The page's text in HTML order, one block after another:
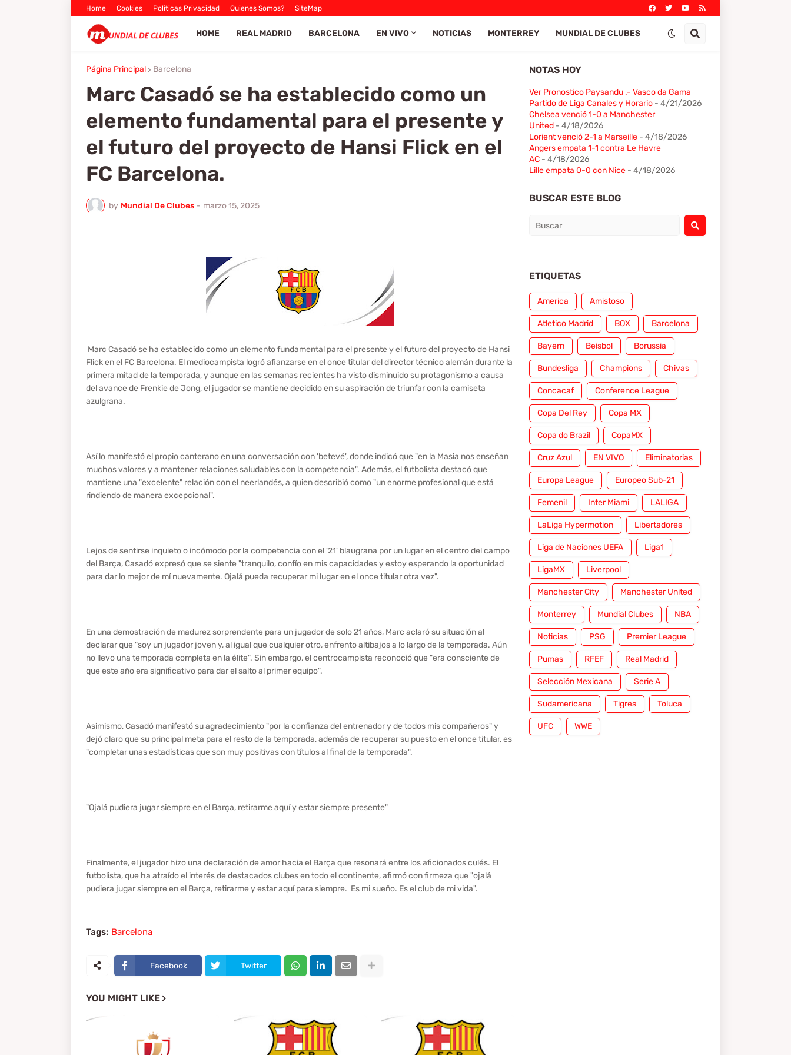
Home Cookies Politicas Privacidad Quienes Somos? SiteMap
HOME REAL MADRID BARCELONA EN VIVO NOTICIAS MONTERREY MUNDIAL DE CLUBES
Página Principal Barcelona
Marc Casadó se ha establecido como un
elemento fundamental para el presente y
el futuro del proyecto de Hansi Flick en el
FC Barcelona.
by Mundial De Clubes - marzo 15, 2025
Marc Casadó se ha establecido como un elemento fundamental para el presente y el futuro del proyecto de Hansi
Flick en el FC Barcelona. El mediocampista logró afianzarse en el once titular del director técnico alemán durante la
primera mitad de la temporada, y aunque en las semanas recientes ha visto disminuido su protagonismo a causa
del avance de Frenkie de Jong, el jugador se mantiene decidido en su aspiración de triunfar con la camiseta
azulgrana.
Así lo manifestó el propio canterano en una conversación con 'betevé', donde indicó que "en la Masia nos enseñan
muchos valores y a mantener relaciones saludables con la competencia". Además, el futbolista destacó que
mantiene una "excelente" relación con el neerlandés, a quien describió como "un enorme profesional que está
rindiendo de manera excepcional".
Lejos de sentirse inquieto o incómodo por la competencia con el '21' blaugrana por un lugar en el centro del campo
del Barça, Casadó expresó que se siente "tranquilo, confío en mis capacidades y estoy esperando la oportunidad
para dar lo mejor de mí nuevamente. Ojalá pueda recuperar mi lugar en el once titular otra vez".
En una demostración de madurez sorprendente para un jugador de solo 21 años, Marc aclaró su situación al
declarar que "soy un jugador joven y, al igual que cualquier otro, enfrento altibajos a lo largo de la temporada. Aún
no llevo una temporada completa en la élite". Sin embargo, el centrocampista reconoció que "era consciente de
que este año era significativo para dar el salto al primer equipo".
Asimismo, Casadó manifestó su agradecimiento "por la confianza del entrenador y de todos mis compañeros" y
dejó claro que su principal meta para el resto de la temporada, además de recuperar su puesto en el once titular, es
"completar unas estadísticas que son muy positivas con títulos al final de la temporada".
"Ojalá pudiera jugar siempre en el Barça, retirarme aquí y estar siempre presente"
Finalmente, el jugador hizo una declaración de amor hacia el Barça que resonará entre los aficionados culés. El
futbolista, que ha atraído el interés de destacados clubes en todo el continente, afirmó con firmeza que "ojalá
pudiera jugar siempre en el Barça, retirarme y estar aquí para siempre. Es mi sueño. Es el club de mi vida".
Tags: Barcelona
Facebook Twitter
YOU MIGHT LIKE
NOTAS HOY
Ver Pronostico Paysandu .- Vasco da Gama
Partido de Liga Canales y Horario- 4/21/2026
Chelsea venció 1-0 a Manchester
United- 4/18/2026
Lorient venció 2-1 a Marseille- 4/18/2026
Angers empata 1-1 contra Le Havre
AC- 4/18/2026
Lille empata 0-0 con Nice- 4/18/2026
BUSCAR ESTE BLOG
ETIQUETAS
America Amistoso
Atletico Madrid BOX Barcelona
Bayern Beisbol Borussia
Bundesliga Champions Chivas
Concacaf Conference League
Copa Del Rey Copa MX
Copa do Brazil CopaMX
Cruz Azul EN VIVO Eliminatorias
Europa League Europeo Sub-21
Femenil Inter Miami LALIGA
LaLiga Hypermotion Libertadores
Liga de Naciones UEFA Liga1
LigaMX Liverpool
Manchester City Manchester United
Monterrey Mundial Clubes NBA
Noticias PSG Premier League
Pumas RFEF Real Madrid
Selección Mexicana Serie A
Sudamericana Tigres Toluca
UFC WWE